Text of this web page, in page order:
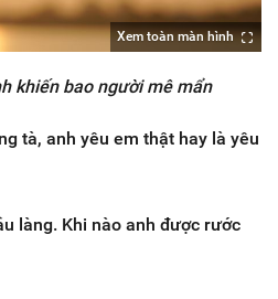
Xem toàn màn hình
khiến bao người mê mẩn
tà, anh yêu em thật hay là yêu
làng. Khi nào anh được rước